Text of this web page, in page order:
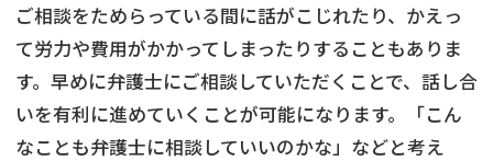
ご相談をためらっている間に話がこじれたり、かえっ
て労力や費用がかかってしまったりすることもありま
す。早めに弁護士にご相談していただくことで、話し合
いを有利に進めていくことが可能になります。「こん
なことも弁護士に相談していいのかな」などと考え